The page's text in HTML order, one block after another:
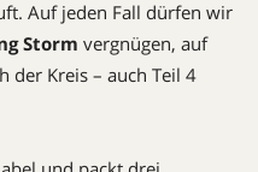
Auf jeden Fall dürfen wir
Storm vergnügen, auf
der Kreis – auch Teil 4